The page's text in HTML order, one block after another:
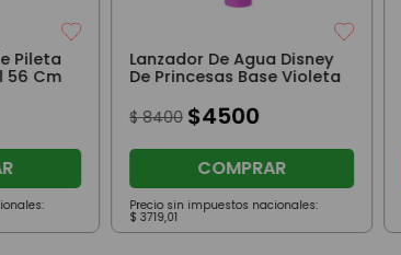
Pileta
56 Cm
Lanzador De Agua Disney
De Princesas Base Violeta
$ 8400 $4500
COMPRAR
Precio sin impuestos nacionales:
$ 3719,01